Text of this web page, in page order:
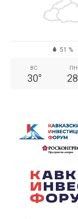
51 %
ВС
30°
ПН
28